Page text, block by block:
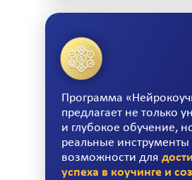
Программа
предлагает не только
и глубокое обучение,
реальные инструменты
возможности для
успеха в коучинге и